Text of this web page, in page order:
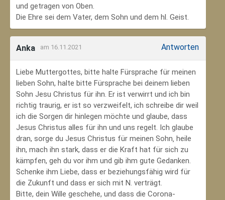
und getragen von Oben.
Die Ehre sei dem Vater, dem Sohn und dem hl. Geist.
Anka am 16.11.2021 Antworten
Liebe Muttergottes, bitte halte Fürsprache für meinen
lieben Sohn, halte bitte Fürsprache bei deinem lieben
Sohn Jesu Christus für ihn. Er ist verwirrt und ich bin
richtig traurig, er ist so verzweifelt, ich schreibe dir weil
ich die Sorgen dir hinlegen möchte und glaube, dass
Jesus Christus alles für ihn und uns regelt. Ich glaube
dran, sorge du Jesus Christus für meinen Sohn‚ heile
ihn, mach ihn stark, dass er die Kraft hat für sich zu
kämpfen, geh du vor ihm und gib ihm gute Gedanken.
Schenke ihm Liebe, dass er beziehungsfähig wird für
die Zukunft und dass er sich mit N. verträgt.
Bitte, dein Wille geschehe, und dass die Corona-